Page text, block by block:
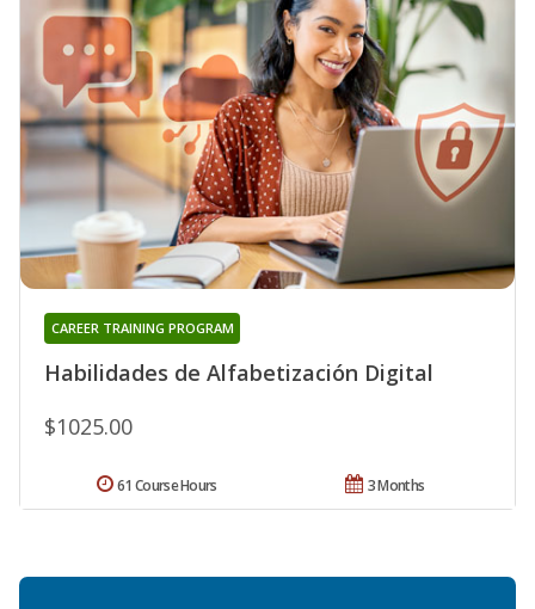
Habilidades de Alfabetización Digital
CAREER TRAINING PROGRAM
$1025.00
3 Months
61 Course Hours